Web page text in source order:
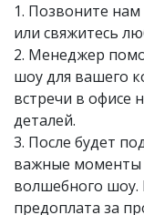
1. Позвоните нам
или свяжитесь
2. Менеджер
шоу для вашего
встречи в офисе
деталей.
3. После будет
важные моменты
волшебного шоу.
предоплата за